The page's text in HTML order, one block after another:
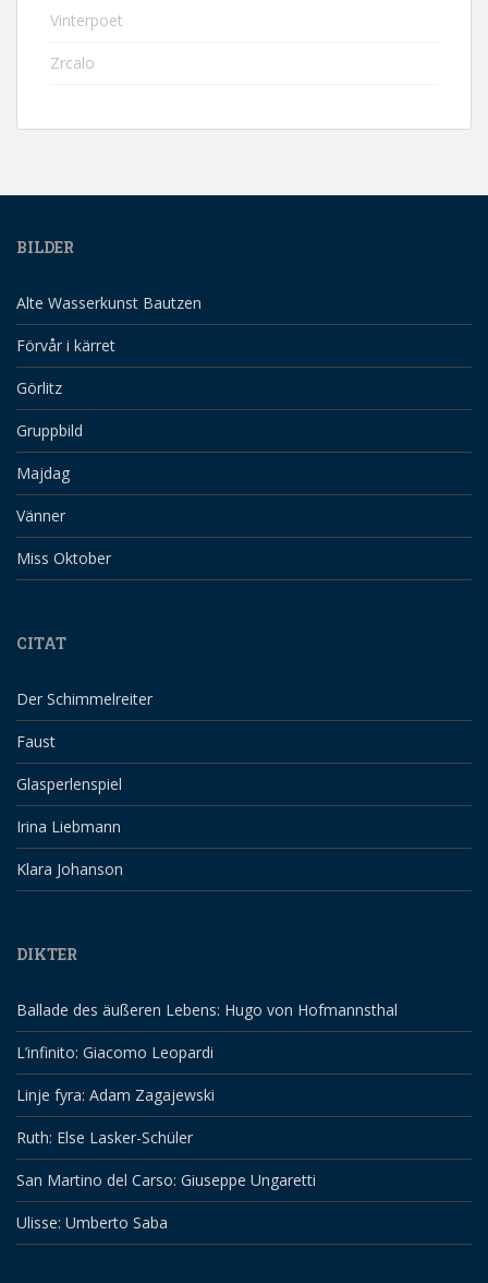
Vinterpoet
Zrcalo
BILDER
Alte Wasserkunst Bautzen
Förvår i kärret
Görlitz
Gruppbild
Majdag
Vänner
Miss Oktober
CITAT
Der Schimmelreiter
Faust
Glasperlenspiel
Irina Liebmann
Klara Johanson
DIKTER
Ballade des äußeren Lebens: Hugo von Hofmannsthal
L’infinito: Giacomo Leopardi
Linje fyra: Adam Zagajewski
Ruth: Else Lasker-Schüler
San Martino del Carso: Giuseppe Ungaretti
Ulisse: Umberto Saba